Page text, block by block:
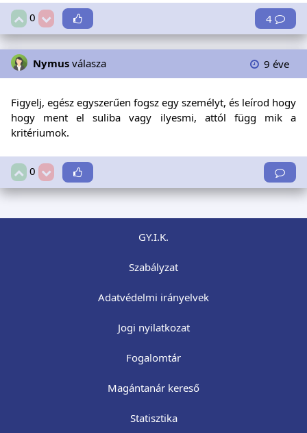
0 4
Nymus válasza 9 éve
Figyelj, egész egyszerűen fogsz egy személyt, és leírod hogy
hogy ment el suliba vagy ilyesmi, attól függ mik a
kritériumok.
0
GY.I.K.
Szabályzat
Adatvédelmi irányelvek
Jogi nyilatkozat
Fogalomtár
Magántanár kereső
Statisztika